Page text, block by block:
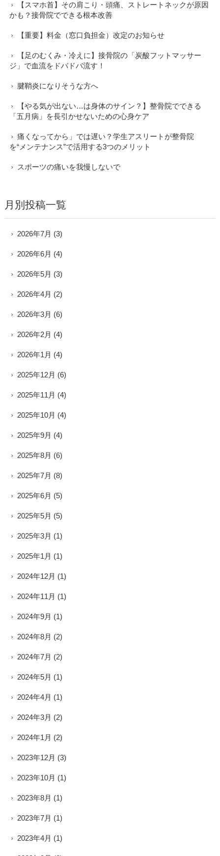
【スマホ首】その肩こり・頭痛、ストレートネックが原因
かも？接骨院でできる根本改善
【重要】料金（窓口負担金）改定のお知らせ
【足のむくみ・冷えに】接骨院の「炭酸フットマッサー
ジ」で血流をドバドバ流す！
腱鞘炎になりそうな方へ
【やる気が出ない…は身体のサイン？】整骨院でできる
「五月病」を長引かせないための心身ケア
痛くなってから」では遅い？学生アスリートが整骨院
を“メンテナンス”で活用する3つのメリット
スポーツの痛いを我慢しないで
月別投稿一覧
2026年7月 (3)
2026年6月 (4)
2026年5月 (3)
2026年4月 (2)
2026年3月 (6)
2026年2月 (4)
2026年1月 (4)
2025年12月 (6)
2025年11月 (4)
2025年10月 (4)
2025年9月 (4)
2025年8月 (6)
2025年7月 (8)
2025年6月 (5)
2025年5月 (5)
2025年3月 (1)
2025年1月 (1)
2024年12月 (1)
2024年11月 (1)
2024年9月 (1)
2024年8月 (2)
2024年7月 (2)
2024年5月 (1)
2024年4月 (1)
2024年3月 (2)
2024年1月 (2)
2023年12月 (3)
2023年10月 (1)
2023年8月 (1)
2023年7月 (1)
2023年4月 (1)